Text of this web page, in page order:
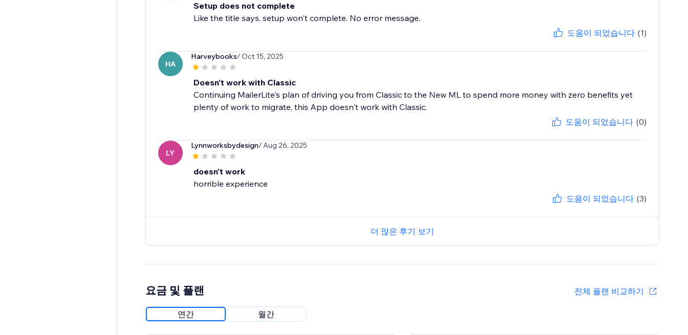
Setup does not complete
Like the title says, setup won't complete. No error message.
도움이 되었습니다 (1)
HA
Harveybooks/ Oct 15, 2025
Doesn't work with Classic
Continuing MailerLite's plan of driving you from Classic to the New ML to spend more money with zero benefits yet
plenty of work to migrate, this App doesn't work with Classic.
도움이 되었습니다 (0)
LY
Lynnworksbydesign/ Aug 26, 2025
doesn't work
horrible experience
도움이 되었습니다 (3)
더 많은 후기 보기
요금 및 플랜 전체 플랜 비교하기
연간 월간